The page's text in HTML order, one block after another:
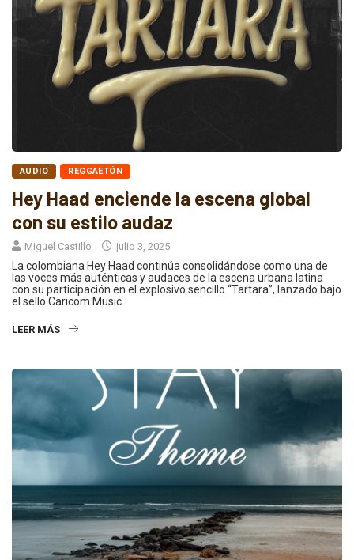
AUDIO REGGAETÓN
Hey Haad enciende la escena global
con su estilo audaz
Miguel Castillo julio 3, 2025
La colombiana Hey Haad continúa consolidándose como una de
las voces más auténticas y audaces de la escena urbana latina
con su participación en el explosivo sencillo “Tartara”, lanzado bajo
el sello Caricom Music.
LEER MÁS